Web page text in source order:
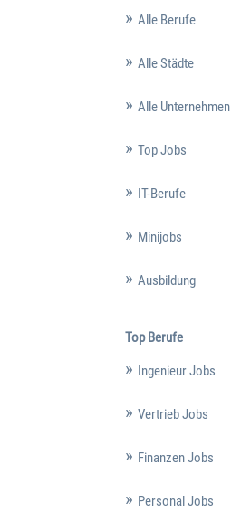
Alle Berufe
Alle Städte
Alle Unternehmen
Top Jobs
IT-Berufe
Minijobs
Ausbildung
Top Berufe
Ingenieur Jobs
Vertrieb Jobs
Finanzen Jobs
Personal Jobs